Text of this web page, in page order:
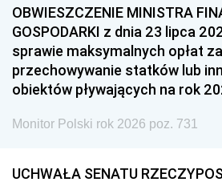
OBWIESZCZENIE MINISTRA
GOSPODARKI z dnia 23 lipca
sprawie maksymalnych opłat
przechowywanie statków lub
obiektów pływających na rok
Monitor Polski rok 2026 poz. 731
UCHWAŁA SENATU